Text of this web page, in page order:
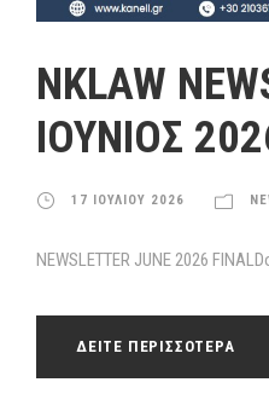
NKLAW
ΙΟΥΝΙΟΣ
17 ΙΟΥΛΙΟΥ 2026
NEWSLETTER JUNE 2026
ΔΕΙΤΕ ΠΕΡΙΣΣΟΤΕΡΑ